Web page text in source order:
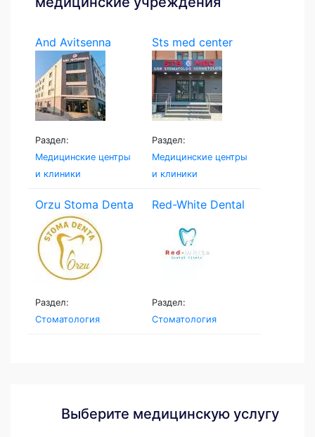
And Avitsenna
Раздел:
Медицинские центры
и клиники
Sts med center
Раздел:
Медицинские центры
и клиники
Orzu Stoma Denta
Раздел:
Стоматология
Red-White Dental
Раздел:
Стоматология
Выберите медицинскую услугу